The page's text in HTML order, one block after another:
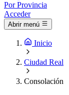
Por Provincia
Acceder
Abrir menú
Inicio
Ciudad Real
Consolación